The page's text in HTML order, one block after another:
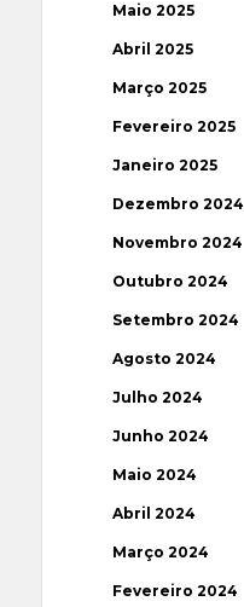
Maio 2025
Abril 2025
Março 2025
Fevereiro 2025
Janeiro 2025
Dezembro 2024
Novembro 2024
Outubro 2024
Setembro 2024
Agosto 2024
Julho 2024
Junho 2024
Maio 2024
Abril 2024
Março 2024
Fevereiro 2024